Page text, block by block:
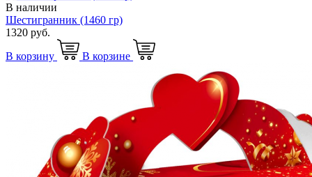
В наличии
Шестигранник (1460 гр)
1320 руб.
В корзину
В корзине